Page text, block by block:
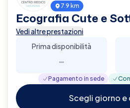
7.9 km
Ecografia Cute e
Vedi altre prestazioni
Prima disponibilità
-
Pagamento in sede
Scegli giorno e